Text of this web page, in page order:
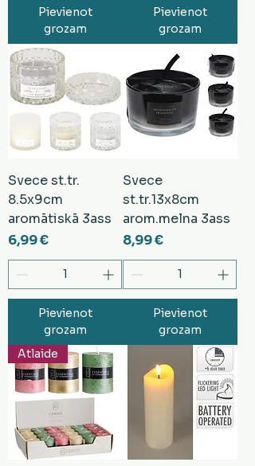
Pievienot
grozam
Pievienot
grozam
Svece st.tr.
8.5x9cm
aromātiskā 3ass
Cena
6,99 €
Pievienot
grozam
Svece
st.tr.13x8cm
arom.melna 3ass
Cena
8,99 €
Pievienot
grozam
Atlaide